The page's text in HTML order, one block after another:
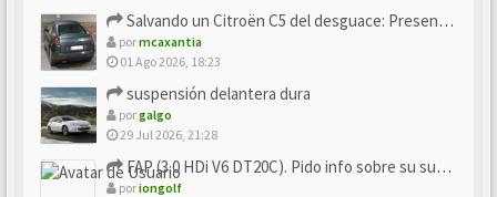
Salvando un Citroën C5 del desguace: Presentación y seguimiento
pormcaxantia
01 Ago 2026, 18:23
suspensión delantera dura
porgalgo
29 Jul 2026, 21:28
FAP (3.0 HDi V6 DT20C). Pido info sobre su sustitución
poriongolf